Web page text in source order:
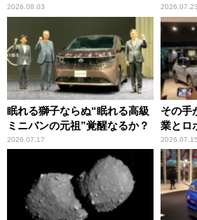
2026.08.03 2026.07.23
眠れる獅子ならぬ“眠れる高級
ミニバンの元祖”覚醒なるか？
2026.07.17
その手
業とロ
2026.07.15